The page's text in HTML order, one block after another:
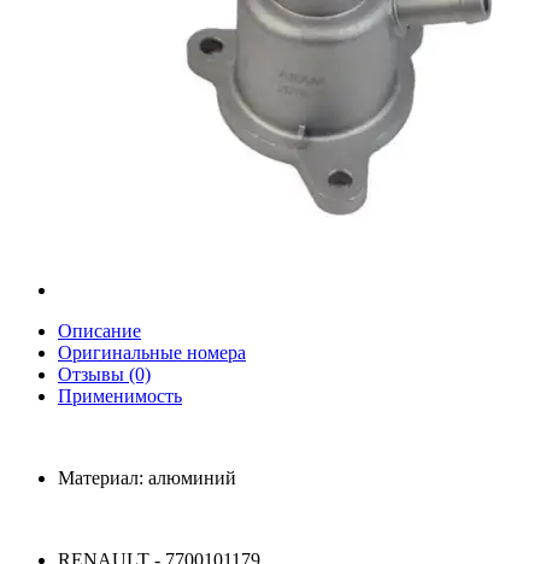
Описание
Оригинальные номера
Отзывы (0)
Применимость
Материал: алюминий
RENAULT - 7700101179